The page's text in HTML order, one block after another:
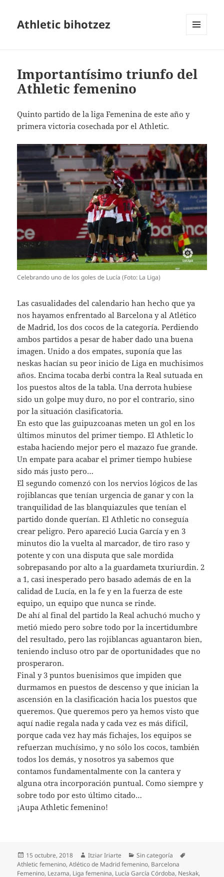
Athletic bihotzez
Importantísimo triunfo del
Athletic femenino
Quinto partido de la liga Femenina de este año y
primera victoria cosechada por el Athletic.
Celebrando uno de los goles de Lucía (Foto: La Liga)
Las casualidades del calendario han hecho que ya
nos hayamos enfrentado al Barcelona y al Atlético
de Madrid, los dos cocos de la categoría. Perdiendo
ambos partidos a pesar de haber dado una buena
imagen. Unido a dos empates, suponía que las
neskas hacían su peor inicio de Liga en muchisimos
años. Encima tocaba derbi contra la Real sutuada en
los puestos altos de la tabla. Una derrota hubiese
sido un golpe muy duro, no por el contrario, sino
por la situación clasificatoria.
En esto que las guipuzcoanas meten un gol en los
últimos minutos del primer tiempo. El Athletic lo
estaba haciendo mejor pero el mazazo fue grande.
Un empate para acabar el primer tiempo hubiese
sido más justo pero…
El segundo comenzó con los nervios lógicos de las
rojiblancas que tenían urgencia de ganar y con la
tranquilidad de las blanquiazules que tenían el
partido donde querían. El Athletic no conseguía
crear peligro. Pero apareció Lucia García y en 3
minutos dio la vuelta al marcador, de tiro raso y
potente y con una disputa que sale mordida
sobrepasando por alto a la guardameta txuriurdin. 2
a 1, casi inesperado pero basado además de en la
calidad de Lucía, en la fe y en la fuerza de este
equipo, un equipo que nunca se rinde.
De ahí al final del partido la Real achuchó mucho y
metió miedo pero sobre todo por la incertidumbre
del resultado, pero las rojiblancas aguantaron bien,
teniendo incluso otro par de oportunidades que no
prosperaron.
Final y 3 puntos buenisimos que impiden que
durmamos en puestos de descenso y que inician la
ascensión en la clasificación hacia los puestos que
queremos. Que queremos pero ya hemos visto que
aquí nadie regala nada y cada vez es más difícil,
porque cada vez hay más fichajes, los equipos se
refuerzan muchísimo, y no sólo los cocos, también
todos los demás, y nosotros ya sabemos que
contamos fundamentalmente con la cantera y
alguna otra incorporación puntual. Como siempre y
sobre todo por esto último citado…
¡Aupa Athletic femenino!
Publicado
el
15 octubre, 2018 Autor
Itziar Iriarte Categorías
Sin categoría
Athletic femenino,Atlético de Madrid femenino, Barcelona
Femenino, Lezama, Liga femenina, Lucía García Córdoba, Neskak,